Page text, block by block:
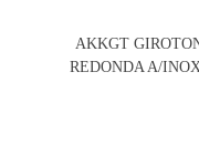
AKKGT
REDONDA A/